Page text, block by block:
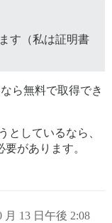
す（私は証明書
ら無料で取得でき
としているなら、
があります。
月 13 日午後 2:08